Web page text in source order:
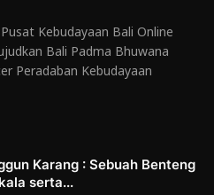
Kebudayaan Bali Online
Bali Padma Bhuwana
Peradaban Kebudayaan
Karang : Sebuah Benteng
serta...